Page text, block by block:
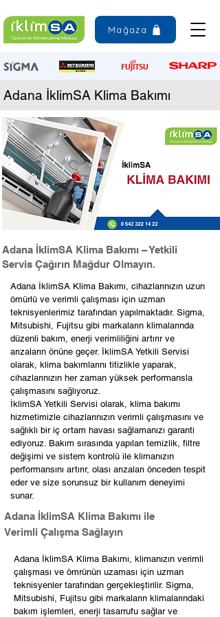
Mağaza
Adana İklimSA Klima Bakımı
Adana İklimSA Klima Bakımı – Yetkili
Servis Çağırın Mağdur Olmayın.
Adana İklimSA Klima Bakımı, cihazlarınızın uzun
ömürlü ve verimli çalışması için uzman
teknisyenlerimiz tarafından yapılmaktadır. Sigma,
Mitsubishi, Fujitsu gibi markaların klimalarında
düzenli bakım, enerji verimliliğini artırır ve
arızaların önüne geçer. İklimSA Yetkili Servisi
olarak, klima bakımlarını titizlikle yaparak,
cihazlarınızın her zaman yüksek performansla
çalışmasını sağlıyoruz.
İklimSA Yetkili Servisi olarak, klima bakımı
hizmetimizle cihazlarınızın verimli çalışmasını ve
sağlıklı bir iç ortam havası sağlamanızı garanti
ediyoruz. Bakım sırasında yapılan temizlik, filtre
değişimi ve sistem kontrolü ile klimanızın
performansını artırır, olası arızaları önceden tespit
eder ve size sorunsuz bir kullanım deneyimi
sunar.
Adana İklimSA Klima Bakımı ile
Verimli Çalışma Sağlayın
Adana İklimSA Klima Bakımı, klimanızın verimli
çalışması ve ömrünün uzaması için uzman
teknisyenler tarafından gerçekleştirilir. Sigma,
Mitsubishi, Fujitsu gibi markaların klimalarındaki
bakım işlemleri, enerji tasarrufu sağlar ve